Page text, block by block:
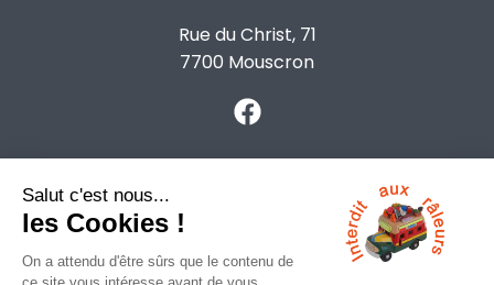
Rue du Christ, 71
7700 Mouscron
info@voyagesansraleurs.be